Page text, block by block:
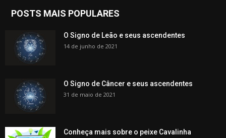
POSTS MAIS POPULARES
O Signo de Leão e seus ascendentes
14 de junho de 2021
O Signo de Câncer e seus ascendentes
31 de maio de 2021
Conheça mais sobre o peixe Cavalinha